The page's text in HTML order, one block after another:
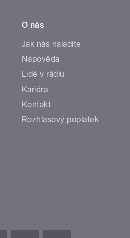
O nás
Jak nás naladíte
Nápověda
Lidé v rádiu
Kariéra
Kontakt
Rozhlasový poplatek